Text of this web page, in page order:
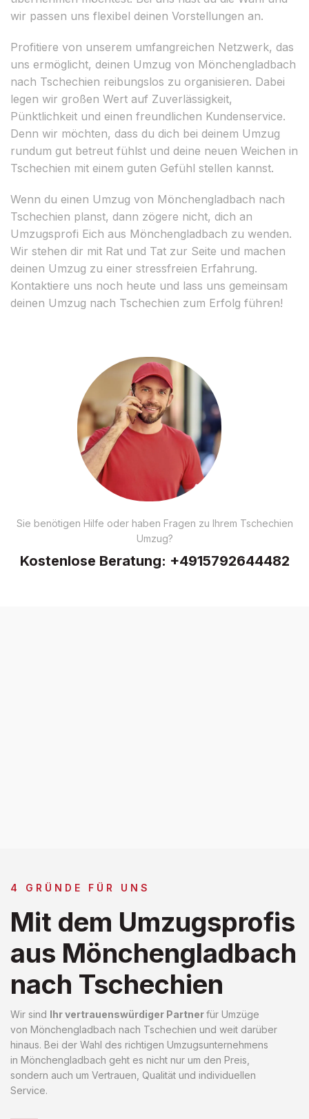
wir passen uns flexibel deinen Vorstellungen an.
Profitiere von unserem umfangreichen Netzwerk, das
uns ermöglicht, deinen Umzug von Mönchengladbach
nach Tschechien reibungslos zu organisieren. Dabei
legen wir großen Wert auf Zuverlässigkeit,
Pünktlichkeit und einen freundlichen Kundenservice.
Denn wir möchten, dass du dich bei deinem Umzug
rundum gut betreut fühlst und deine neuen Weichen in
Tschechien mit einem guten Gefühl stellen kannst.
Wenn du einen Umzug von Mönchengladbach nach
Tschechien planst, dann zögere nicht, dich an
Umzugsprofi Eich aus Mönchengladbach zu wenden.
Wir stehen dir mit Rat und Tat zur Seite und machen
deinen Umzug zu einer stressfreien Erfahrung.
Kontaktiere uns noch heute und lass uns gemeinsam
deinen Umzug nach Tschechien zum Erfolg führen!
Sie benötigen Hilfe oder haben Fragen zu Ihrem Tschechien
Umzug?
Kostenlose Beratung: +4915792644482
4 GRÜNDE FÜR UNS
Mit dem Umzugsprofis
aus Mönchengladbach
nach Tschechien
Wir sind Ihr vertrauenswürdiger Partnerfür Umzüge
von Mönchengladbach nach Tschechien und weit darüber
hinaus. Bei der Wahl des richtigen Umzugsunternehmens
in Mönchengladbach geht es nicht nur um den Preis,
sondern auch um Vertrauen, Qualität und individuellen
Service.